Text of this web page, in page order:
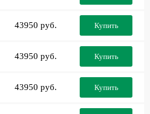
43950 руб. Купить
43950 руб. Купить
43950 руб. Купить